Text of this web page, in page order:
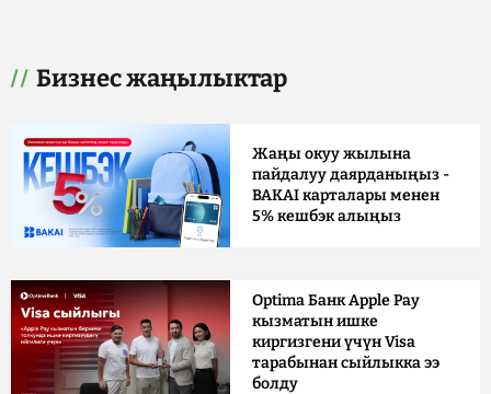
Бизнес жаңылыктар
Жаңы окуу жылына
пайдалуу даярданыңыз -
BAKAI карталары менен
5% кешбэк алыңыз
Optima Банк Apple Pay
кызматын ишке
киргизгени үчүн Visa
тарабынан сыйлыкка ээ
болду